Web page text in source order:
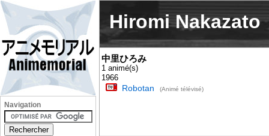
Hiromi Nakazato
中里ひろみ
1 animé(s)
1966
Robotan (Animé télévisé)
Navigation